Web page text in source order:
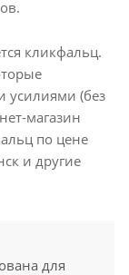
кликфальц.
усилиями (без
магазин
по цене
и другие
для